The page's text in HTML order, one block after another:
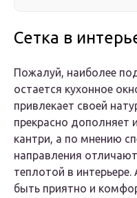
Сетка в
Пожалуй, наиболее
остается кухонное
привлекает своей
прекрасно дополняет
кантри, а по мнению
направления
теплотой в интерьере.
быть приятно и